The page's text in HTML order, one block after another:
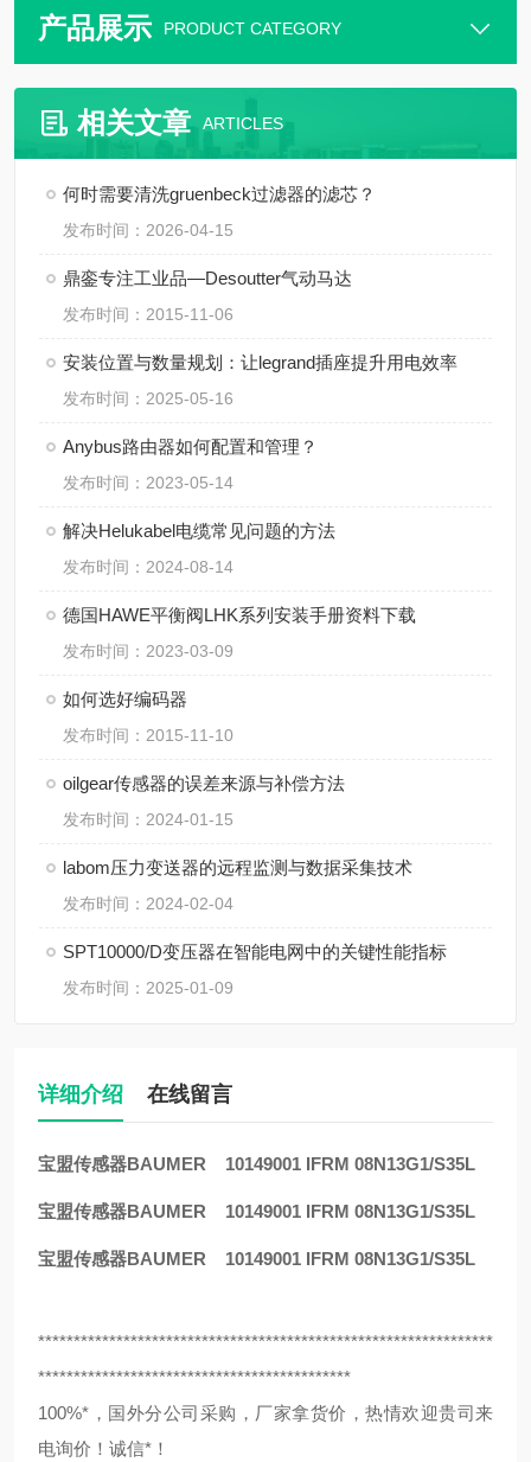
产品展示 PRODUCT CATEGORY
相关文章 ARTICLES
何时需要清洗gruenbeck过滤器的滤芯？
发布时间：2026-04-15
鼎銮专注工业品—Desoutter气动马达
发布时间：2015-11-06
安装位置与数量规划：让legrand插座提升用电效率
发布时间：2025-05-16
Anybus路由器如何配置和管理？
发布时间：2023-05-14
解决Helukabel电缆常见问题的方法
发布时间：2024-08-14
德国HAWE平衡阀LHK系列安装手册资料下载
发布时间：2023-03-09
如何选好编码器
发布时间：2015-11-10
oilgear传感器的误差来源与补偿方法
发布时间：2024-01-15
labom压力变送器的远程监测与数据采集技术
发布时间：2024-02-04
SPT10000/D变压器在智能电网中的关键性能指标
发布时间：2025-01-09
详细介绍 在线留言
宝盟传感器BAUMER 10149001 IFRM 08N13G1/S35L
宝盟传感器BAUMER 10149001 IFRM 08N13G1/S35L
宝盟传感器BAUMER 10149001 IFRM 08N13G1/S35L
****************************************************************
********************************************
100%*，国外分公司采购，厂家拿货价，热情欢迎贵司来
电询价！诚信*！